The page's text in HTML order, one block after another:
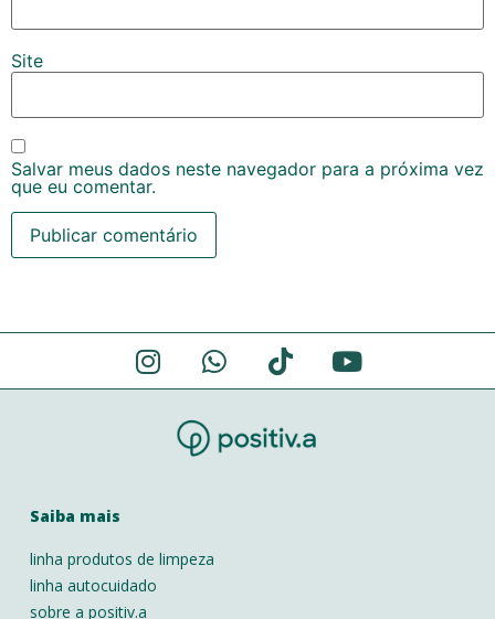
Site
Salvar meus dados neste navegador para a próxima vez
que eu comentar.
Alternative:
Saiba mais
linha produtos de limpeza
linha autocuidado
sobre a positiv.a